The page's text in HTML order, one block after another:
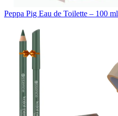
Peppa Pig Eau de Toilette – 100 ml